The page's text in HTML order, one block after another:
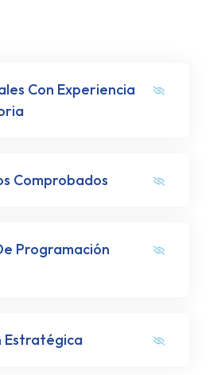
Con Experiencia
Comprobados
Programación
Estratégica